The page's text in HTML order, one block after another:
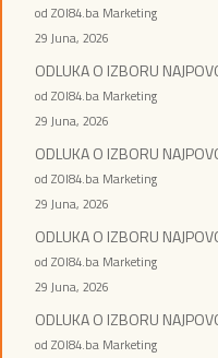
od ZOI84.ba Marketing
29 Juna, 2026
ODLUKA O IZBORU
od ZOI84.ba Marketing
29 Juna, 2026
ODLUKA O IZBORU
od ZOI84.ba Marketing
29 Juna, 2026
ODLUKA O IZBORU
od ZOI84.ba Marketing
29 Juna, 2026
ODLUKA O IZBORU
od ZOI84.ba Marketing